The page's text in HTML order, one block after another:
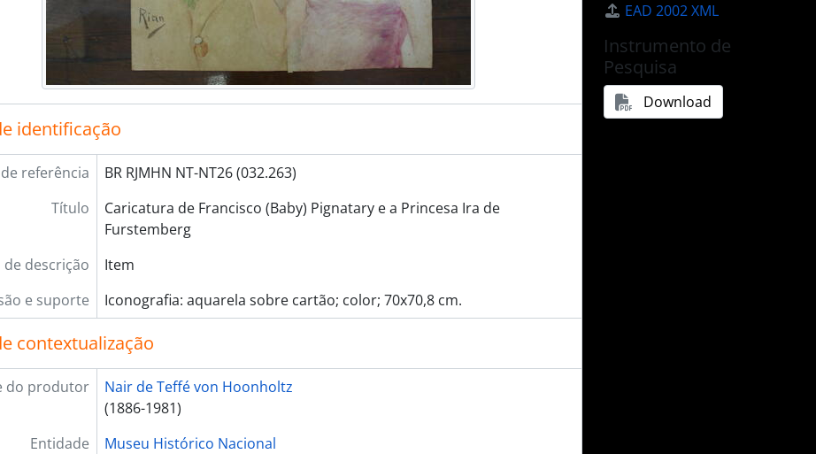
identificação
referência
BR RJMHN NT-NT26 (032.263)
Título
Caricatura de Francisco (Baby) Pignatary e a Princesa Ira de
Furstemberg
de descrição
Item
e suporte
Iconografia: aquarela sobre cartão; color; 70x70,8 cm.
contextualização
do produtor
Nair de Teffé von Hoonholtz
(1886-1981)
Entidade
Museu Histórico Nacional
EAD 2002 XML
Instrumento de
Pesquisa
Download